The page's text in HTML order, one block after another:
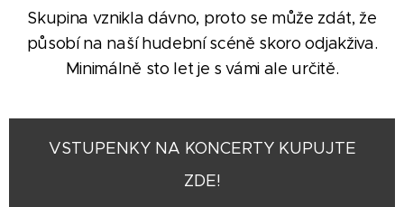
Skupina vznikla dávno, proto se může zdát, že
působí na naší hudební scéně skoro odjakživa.
Minimálně sto let je s vámi ale určitě.
VSTUPENKY NA KONCERTY KUPUJTE
ZDE!